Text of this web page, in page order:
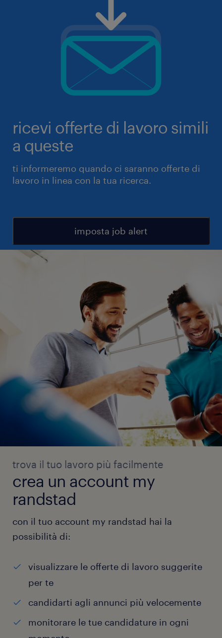
ricevi offerte di lavoro simili
a queste
ti informeremo quando ci saranno offerte di
lavoro in linea con la tua ricerca.
imposta job alert
trova il tuo lavoro più facilmente
crea un account my
randstad
con il tuo account my randstad hai la
possibilità di:
visualizzare le offerte di lavoro suggerite
per te
candidarti agli annunci più velocemente
monitorare le tue candidature in ogni